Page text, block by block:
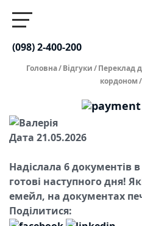
(098) 2-400-200
Головна/Відгуки/Переклад
кордоном/
Дата 21.05.2026
Надіслала 6 документів
готові наступного дня!
емейл, на документах
Поділитися: